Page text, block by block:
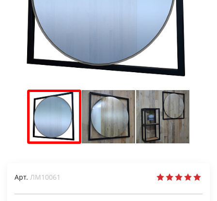
Арт. ЛМ10061